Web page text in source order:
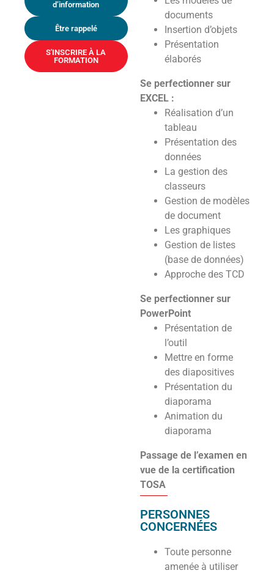
d’information
Être rappelé
S'INSCRIRE À LA
FORMATION
documents
Insertion d’objets
Présentation
élaborés
Se perfectionner sur
EXCEL :
Réalisation d’un
tableau
Présentation des
données
La gestion des
classeurs
Gestion de modèles
de document
Les graphiques
Gestion de listes
(base de données)
Approche des TCD
Se perfectionner sur
PowerPoint
Présentation de
l’outil
Mettre en forme
des diapositives
Présentation du
diaporama
Animation du
diaporama
Passage de l’examen en
vue de la certification
TOSA
PERSONNES
CONCERNÉES
Toute personne
amenée à utiliser